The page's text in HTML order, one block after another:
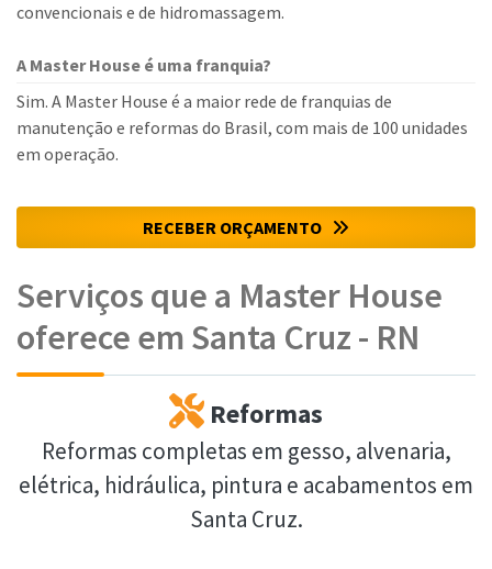
convencionais e de hidromassagem.
A Master House é uma franquia?
Sim. A Master House é a maior rede de franquias de
manutenção e reformas do Brasil, com mais de 100 unidades
em operação.
RECEBER ORÇAMENTO
Serviços que a Master House
oferece em Santa Cruz - RN
Reformas
Reformas completas em gesso, alvenaria,
elétrica, hidráulica, pintura e acabamentos em
Santa Cruz.